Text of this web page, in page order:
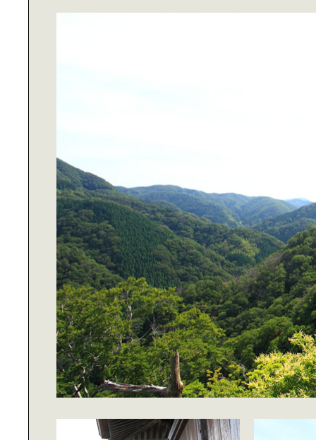
「おウチ」ライフを愉しむ、｜リラ
ックスウェア
休日散歩～茗荷谷～